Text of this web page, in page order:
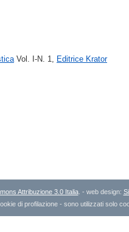
Vol. I-N. 1, Editrice Krator
Attribuzione 3.0 Italia. - web design:
di profilazione - sono utilizzati solo